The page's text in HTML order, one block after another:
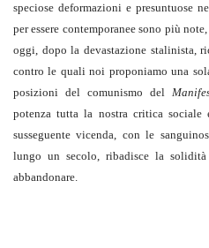
speciose deformazioni e presuntuose
per essere contemporanee sono più
oggi, dopo la devastazione stalinista,
contro le quali noi proponiamo una
posizioni del comunismo del
potenza tutta la nostra critica sociale
susseguente vicenda, con le
lungo un secolo, ribadisce la
abbandonare.